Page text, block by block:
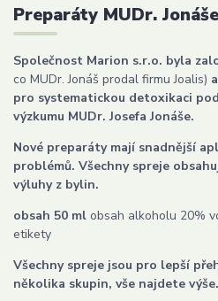
Preparáty MUDr.
Společnost Marion s.r.o. byla
co MUDr. Jonáš prodal firmu Joalis)
pro systematickou detoxikaci
výzkumu MUDr. Josefa Jonáše.
Nové preparáty mají snadnější
problémů. Všechny spreje
výluhy z bylin.
obsah 50 ml obsah alkoholu 20%
etikety
Všechny spreje jsou pro lepší
několika skupin, vše najdete výše.